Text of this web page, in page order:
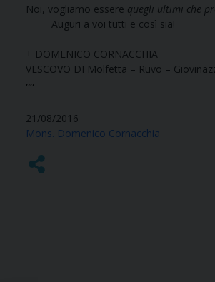
Noi, vogliamo essere quegli ultimi che
Auguri a voi tutti e così sia!
+ DOMENICO CORNACCHIA
VESCOVO DI Molfetta – Ruvo –
””
21/08/2016
Mons. Domenico Cornacchia